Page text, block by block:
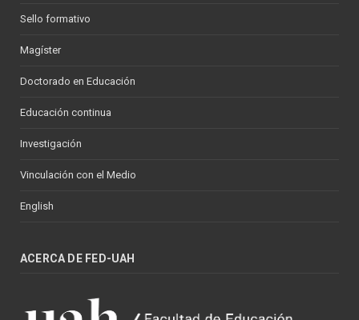
Sello formativo
Magíster
Doctorado en Educación
Educación continua
Investigación
Vinculación con el Medio
English
ACERCA DE FED-UAH